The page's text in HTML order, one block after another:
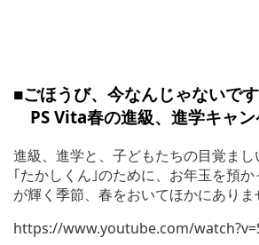
■ごほうび、今なんじゃないで
PS Vita春の進級、進学キャン
進級、進学と、子どもたちの目覚ま
｢たかしくん｣のために、お年玉を預
が輝く季節、春をおいてほかにあり
https://www.youtube.com/